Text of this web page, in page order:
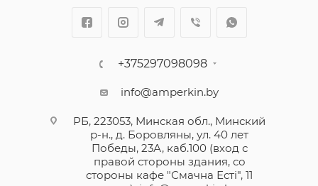
+375297098098
info@amperkin.by
РБ, 223053, Минская обл., Минский
р-н., д. Боровляны, ул. 40 лет
Победы, 23А, каб.100 (вход с
правой стороны здания, со
стороны кафе "Смачна Естi", 11